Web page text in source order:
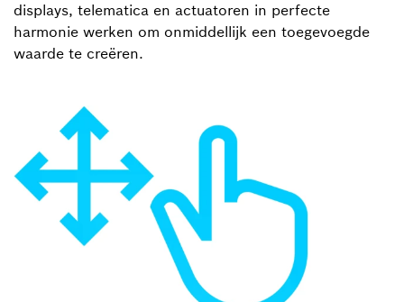
displays, telematica en actuatoren in perfecte
harmonie werken om onmiddellijk een toegevoegde
waarde te creëren.